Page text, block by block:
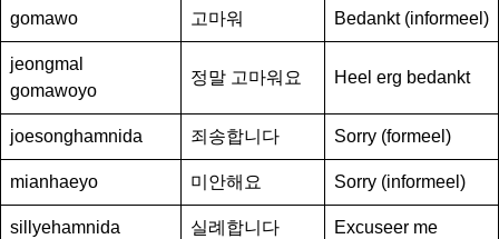
gomawo 고마워 Bedankt (informeel)
jeongmal
gomawoyo
정말 고마워요 Heel erg bedankt
joesonghamnida 죄송합니다 Sorry (formeel)
mianhaeyo 미안해요 Sorry (informeel)
sillyehamnida 실례합니다 Excuseer me